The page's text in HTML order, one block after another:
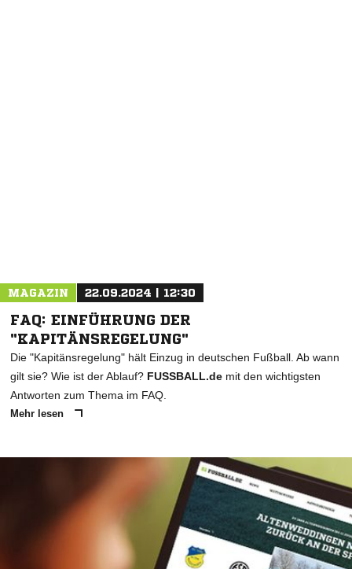
MAGAZIN 22.09.2024 | 12:30
FAQ: EINFÜHRUNG DER
"KAPITÄNSREGELUNG"
Die "Kapitänsregelung" hält Einzug in deutschen Fußball. Ab wann
gilt sie? Wie ist der Ablauf? FUSSBALL.de mit den wichtigsten
Antworten zum Thema im FAQ.
Mehr lesen